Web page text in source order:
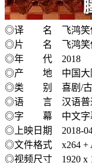
◎译 名 飞鸿笑
◎片 名 飞鸿笑
◎年 代 2018
◎产 地 中国大
◎类 别 喜剧/古
◎语 言 汉语普
◎字 幕 中文字
◎上映日期 2018-
◎文件格式 x264 +
◎视频尺寸 1920 x